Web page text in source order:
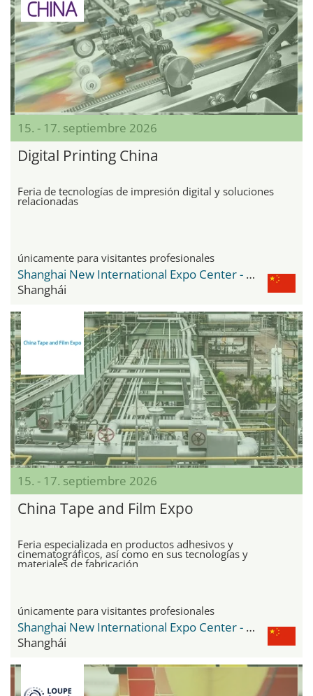
15. - 17. septiembre 2026
Digital Printing China
Feria de tecnologías de impresión digital y soluciones
relacionadas
únicamente para visitantes profesionales
Shanghai New International Expo Center - SNIEC
Shanghái
15. - 17. septiembre 2026
China Tape and Film Expo
Feria especializada en productos adhesivos y
cinematográficos, así como en sus tecnologías y
materiales de fabricación
únicamente para visitantes profesionales
Shanghai New International Expo Center - SNIEC
Shanghái